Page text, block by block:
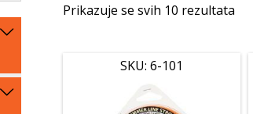
Prikazuje se svih 10 rezultata
SKU: 6-101